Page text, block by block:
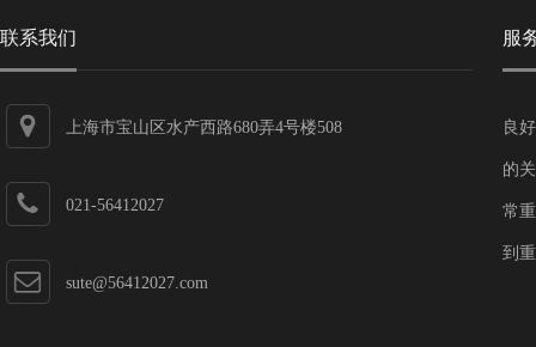
联系我们
上海市宝山区水产西路680弄4号楼508
021-56412027
sute@56412027.com
服
良
的
常
到